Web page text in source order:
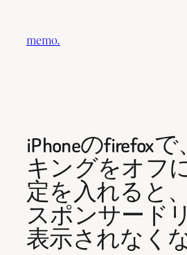
memo.
iPhoneのfirefox
キングをオフ
定を入れると
スポンサード
表示されなくな